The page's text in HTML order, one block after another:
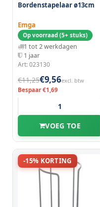
Bordenstapelaar ø13cm
Emga
Op voorraad (5+ stuks)
1 tot 2 werkdagen
1 jaar
Art: 023130
€11,25€9,56excl. btw
Bespaar €1,69
VOEG TOE
-15% KORTING